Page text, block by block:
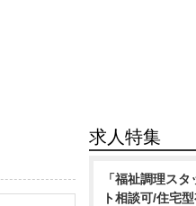
求人特集
「福祉調理ス
ト相談可/住宅